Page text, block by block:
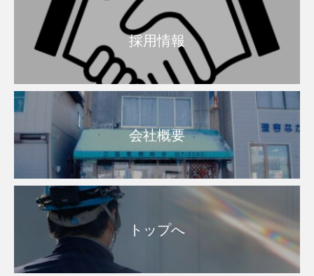
採用情報
会社概要
トップへ